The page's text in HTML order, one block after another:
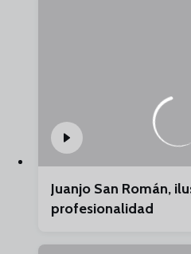
Juanjo San Román,
profesionalidad